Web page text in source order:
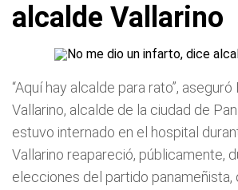
alcalde Vallarino
“Aquí hay alcalde para rato”, aseguró
Vallarino, alcalde de la ciudad de
estuvo internado en el hospital
Vallarino reapareció, públicamente,
elecciones del partido panameñista,